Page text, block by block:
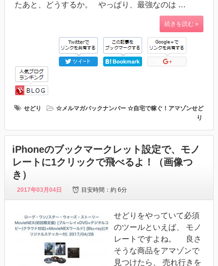
たあと、どうするか。 やっぱり、最強なのは …
続きを読む »
せどり ☆メルマガバックナンバー ☆自宅で稼ぐ！アマゾンせど
り
iPhoneのブックマークレット設定で、モノ
レートに1クリックで飛べるよ！（画像つ
き）
2017年03月04日 目安時間：約 6分
せどりをやっていて必須
のツールといえば、 モノ
レートですよね。 良さ
そうな商品をアマゾンで
見つけたら、 売れ行きを